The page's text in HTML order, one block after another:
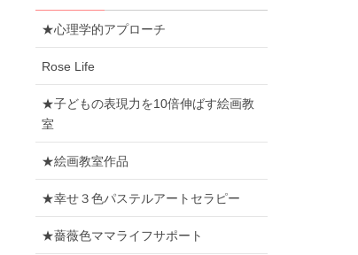
★心理学的アプローチ
Rose Life
★子どもの表現力を10倍伸ばす絵画教
室
★絵画教室作品
★幸せ３色パステルアートセラピー
★薔薇色ママライフサポート